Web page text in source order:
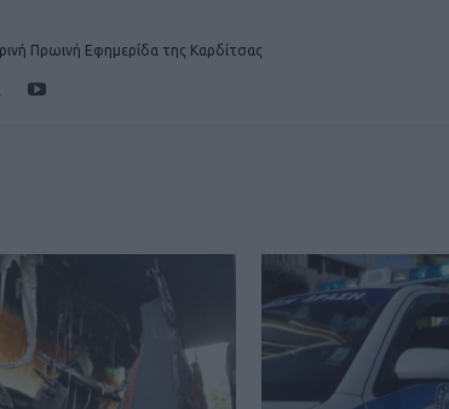
Πρωινή Εφημερίδα της Καρδίτσας